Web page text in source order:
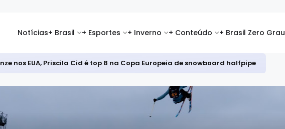
Notícias+ Brasil + Esportes + Inverno + Conteúdo + Brasil Zero Grau
Radicais